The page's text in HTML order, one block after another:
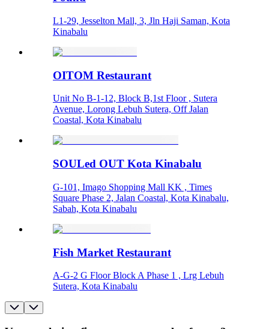
L1-29, Jesselton Mall, 3, Jln Haji Saman, Kota
Kinabalu
OITOM Restaurant
Unit No B-1-12, Block B,1st Floor , Sutera
Avenue, Lorong Lebuh Sutera, Off Jalan
Coastal, Kota Kinabalu
SOULed OUT Kota Kinabalu
G-101, Imago Shopping Mall KK , Times
Square Phase 2, Jalan Coastal, Kota Kinabalu,
Sabah, Kota Kinabalu
Fish Market Restaurant
A-G-2 G Floor Block A Phase 1 , Lrg Lebuh
Sutera, Kota Kinabalu